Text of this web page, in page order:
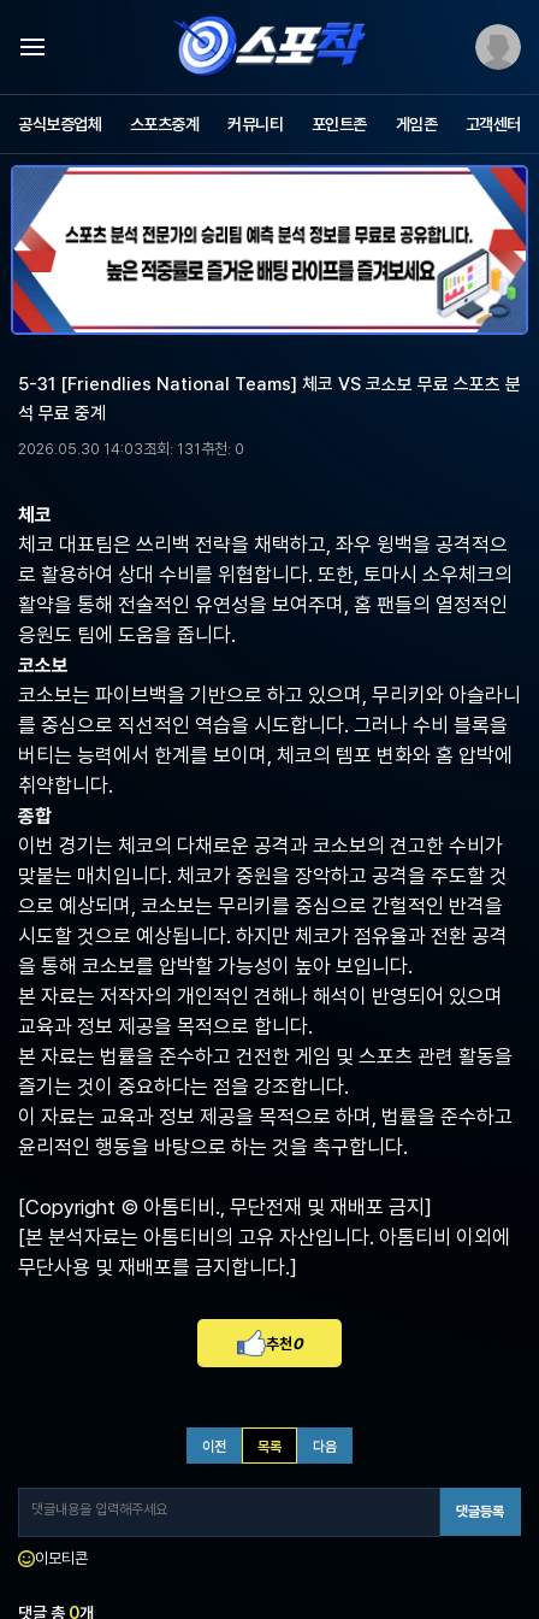
스
포
츠
중
포
착
-
료
츠
계,
해
구
중
계,
실
시
간
외
스
포
츠
이
트
공식보증업체 스포츠중계 커뮤니티 포인트존 게임존 고객센터
5-31 [Friendlies National Teams] 체코 VS 코소보 무료 스포츠 분
석 무료 중계
2026.05.30 14:03조회: 131추천: 0
체코
체코 대표팀은 쓰리백 전략을 채택하고, 좌우 윙백을 공격적으
로 활용하여 상대 수비를 위협합니다. 또한, 토마시 소우체크의
활약을 통해 전술적인 유연성을 보여주며, 홈 팬들의 열정적인
응원도 팀에 도움을 줍니다.
코소보
코소보는 파이브백을 기반으로 하고 있으며, 무리키와 아슬라니
를 중심으로 직선적인 역습을 시도합니다. 그러나 수비 블록을
버티는 능력에서 한계를 보이며, 체코의 템포 변화와 홈 압박에
취약합니다.
종합
이번 경기는 체코의 다채로운 공격과 코소보의 견고한 수비가
맞붙는 매치입니다. 체코가 중원을 장악하고 공격을 주도할 것
으로 예상되며, 코소보는 무리키를 중심으로 간헐적인 반격을
시도할 것으로 예상됩니다. 하지만 체코가 점유율과 전환 공격
을 통해 코소보를 압박할 가능성이 높아 보입니다.
본 자료는 저작자의 개인적인 견해나 해석이 반영되어 있으며
교육과 정보 제공을 목적으로 합니다.
본 자료는 법률을 준수하고 건전한 게임 및 스포츠 관련 활동을
즐기는 것이 중요하다는 점을 강조합니다.
이 자료는 교육과 정보 제공을 목적으로 하며, 법률을 준수하고
윤리적인 행동을 바탕으로 하는 것을 촉구합니다.
[Copyright © 아톰티비., 무단전재 및 재배포 금지]
[본 분석자료는 아톰티비의 고유 자산입니다. 아톰티비 이외에
무단사용 및 재배포를 금지합니다.]
추천0
이전 목록 다음
댓글등록
이모티콘
댓글 총 0개